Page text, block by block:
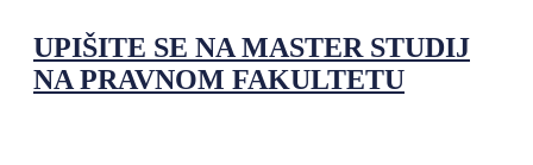
UPIŠITE SE NA MASTER STUDIJ
NA PRAVNOM FAKULTETU